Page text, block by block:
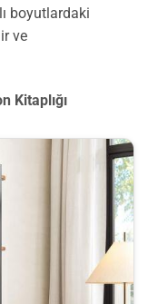
boyutlardaki
ve
Kitaplığı